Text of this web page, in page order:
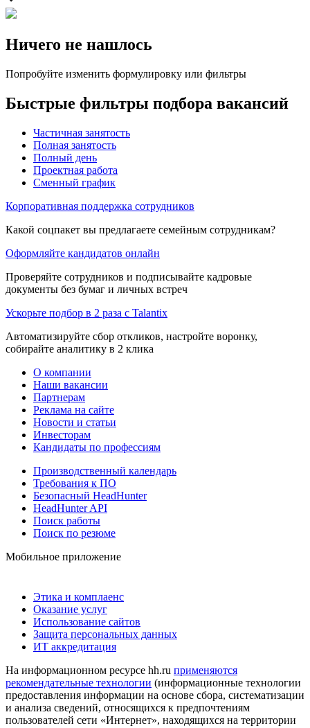
Ничего не нашлось
Попробуйте изменить формулировку или фильтры
Быстрые фильтры подбора вакансий
Частичная занятость
Полная занятость
Полный день
Проектная работа
Сменный график
Корпоративная поддержка сотрудников
Какой соцпакет вы предлагаете семейным сотрудникам?
Оформляйте кандидатов онлайн
Проверяйте сотрудников и подписывайте кадровые
документы без бумаг и личных встреч
Ускорьте подбор в 2 раза с Talantix
Автоматизируйте сбор откликов, настройте воронку,
собирайте аналитику в 2 клика
О компании
Наши вакансии
Партнерам
Реклама на сайте
Новости и статьи
Инвесторам
Кандидаты по профессиям
Производственный календарь
Требования к ПО
Безопасный HeadHunter
HeadHunter API
Поиск работы
Поиск по резюме
Мобильное приложение
Этика и комплаенс
Оказание услуг
Использование сайтов
Защита персональных данных
ИТ аккредитация
На информационном ресурсе hh.ru применяются
рекомендательные технологии (информационные технологии
предоставления информации на основе сбора, систематизации
и анализа сведений, относящихся к предпочтениям
пользователей сети «Интернет», находящихся на территории